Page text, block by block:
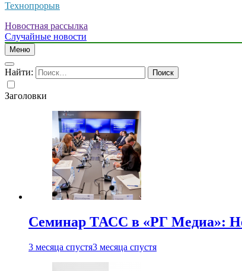
Технопрорыв
Новостная рассылка
Случайные новости
Меню
Найти:
Заголовки
Семинар ТАСС в «РГ Медиа»:
3 месяца спустя3 месяца спустя